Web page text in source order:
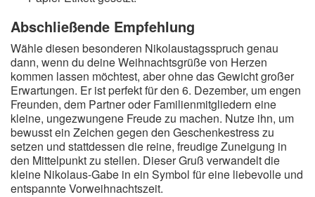
Abschließende Empfehlung
Wähle diesen besonderen Nikolaustagsspruch genau
dann, wenn du deine Weihnachtsgrüße von Herzen
kommen lassen möchtest, aber ohne das Gewicht großer
Erwartungen. Er ist perfekt für den 6. Dezember, um engen
Freunden, dem Partner oder Familienmitgliedern eine
kleine, ungezwungene Freude zu machen. Nutze ihn, um
bewusst ein Zeichen gegen den Geschenkestress zu
setzen und stattdessen die reine, freudige Zuneigung in
den Mittelpunkt zu stellen. Dieser Gruß verwandelt die
kleine Nikolaus-Gabe in ein Symbol für eine liebevolle und
entspannte Vorweihnachtszeit.